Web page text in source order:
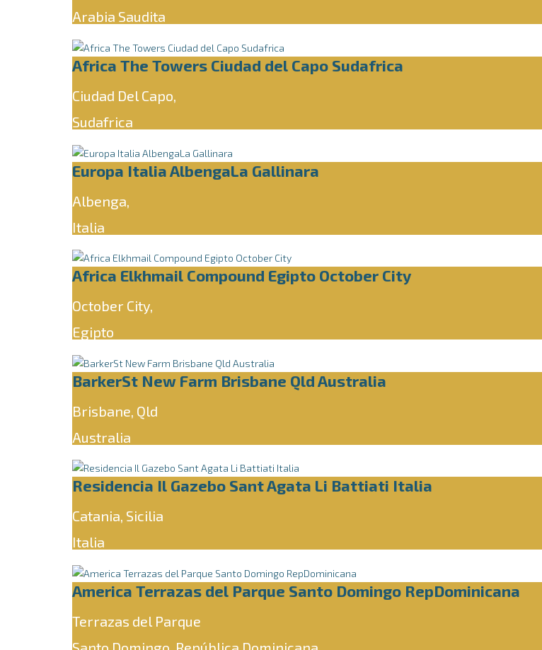
Arabia Saudita
Africa The Towers Ciudad del Capo Sudafrica
Ciudad Del Capo,
Sudafrica
Europa Italia AlbengaLa Gallinara
Albenga,
Italia
Africa Elkhmail Compound Egipto October City
October City,
Egipto
BarkerSt New Farm Brisbane Qld Australia
Brisbane, Qld
Australia
Residencia Il Gazebo Sant Agata Li Battiati Italia
Catania, Sicilia
Italia
America Terrazas del Parque Santo Domingo RepDominicana
Terrazas del Parque